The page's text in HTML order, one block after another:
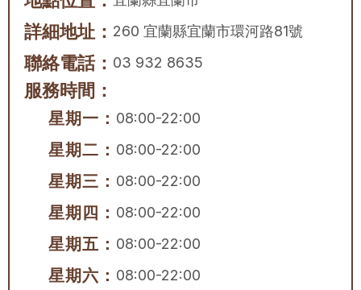
詳細地址： 260 宜蘭縣宜蘭市環河路81號
聯絡電話： 03 932 8635
服務時間：
星期一： 08:00-22:00
星期二： 08:00-22:00
星期三： 08:00-22:00
星期四： 08:00-22:00
星期五： 08:00-22:00
星期六： 08:00-22:00